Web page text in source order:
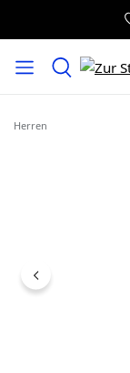
Herren
Bildergalerie